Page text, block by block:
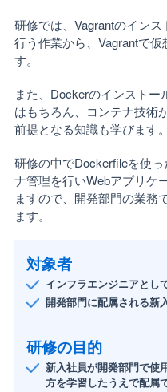
研修では、Vagrantのイン
行う作業から、Vagrantで
す。
また、Dockerのインスト
はもちろん、コンテナ技術
前提となる知識も学びます。
研修の中でDockerfileを使
ナ管理を行いWebアプリケ
ますので、開発部門の業務
ます。
対象者
インフラエンジニアとし
開発部門に配属される新
研修の目的
新入社員が開発部門で使
方を学習したうえで配属